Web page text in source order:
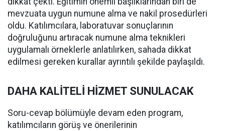
mevzuata uygun numune alma ve nakil prosedürleri
oldu. Katılımcılara, laboratuvar sonuçlarının
doğruluğunu artıracak numune alma teknikleri
uygulamalı örneklerle anlatılırken, sahada dikkat
edilmesi gereken kurallar ayrıntılı şekilde paylaşıldı.
DAHA KALİTELİ HİZMET SUNULACAK
Soru-cevap bölümüyle devam eden program,
katılımcıların görüş ve önerilerinin